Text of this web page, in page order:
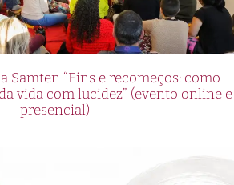
Samten “Fins e recomeços: como
vida com lucidez” (evento online e
presencial)